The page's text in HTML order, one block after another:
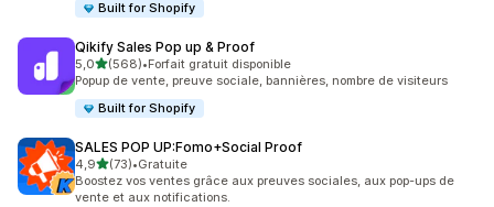
Built for Shopify
Qikify Sales Pop up & Proof
5,0étoile(s) sur 5
(568)
568 avis au total
•Forfait gratuit disponible
Popup de vente, preuve sociale, bannières, nombre de visiteurs
Built for Shopify
SALES POP UP:Fomo+Social Proof
4,9étoile(s) sur 5
(73)
73 avis au total
•Gratuite
Boostez vos ventes grâce aux preuves sociales, aux pop-ups de
vente et aux notifications.